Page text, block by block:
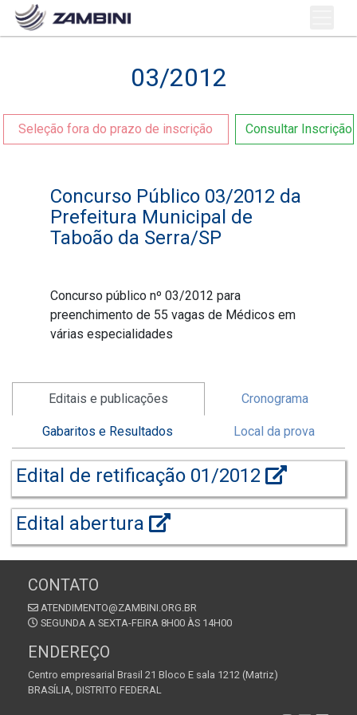
03/2012
Seleção fora do prazo de inscrição Consultar Inscrição
Concurso Público 03/2012 da
Prefeitura Municipal de
Taboão da Serra/SP
Concurso público nº 03/2012 para
preenchimento de 55 vagas de Médicos em
várias especialidades
Editais e publicações Cronograma
Gabaritos e Resultados Local da prova
Edital de retificação 01/2012
Edital abertura
CONTATO
ATENDIMENTO@ZAMBINI.ORG.BR
SEGUNDA A SEXTA-FEIRA 8H00 ÀS 14H00
ENDEREÇO
Centro empresarial Brasil 21 Bloco E sala 1212 (Matriz)
BRASÍLIA, DISTRITO FEDERAL